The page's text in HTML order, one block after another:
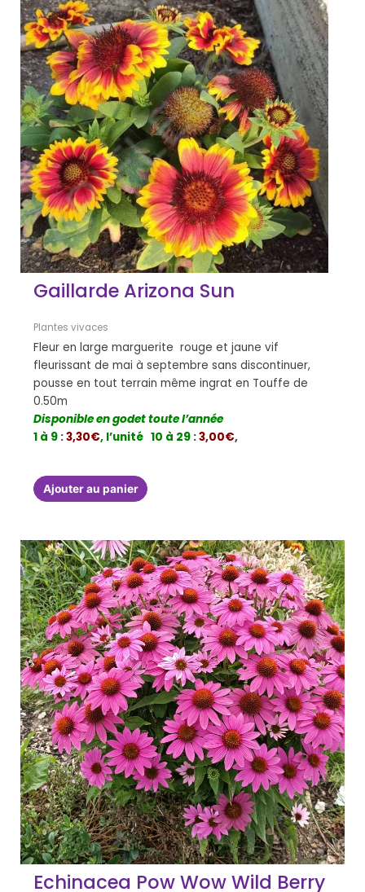
Gaillarde Arizona Sun
Plantes vivaces
Fleur en large marguerite rouge et jaune vif
fleurissant de mai à septembre sans discontinuer,
pousse en tout terrain même ingrat en Touffe de
0.50m
Disponible en godet toute l’année
1 à 9 :3,30€, l’unité 10 à 29 :3,00€,
Ajouter au panier
Echinacea Pow Wow Wild Berry